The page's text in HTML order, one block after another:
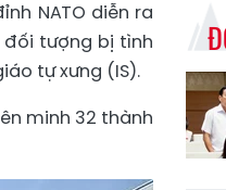
NATO diễn ra
đối tượng bị tình
tự xưng (IS).
minh 32 thành